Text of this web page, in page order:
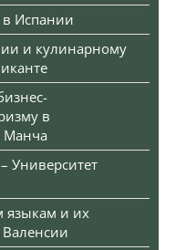
в Испании
и кулинарному
в
Манча
Университет
языкам и их
Валенсии